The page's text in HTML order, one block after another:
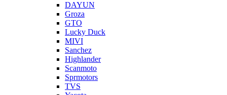
DAYUN
Groza
GTO
Lucky Duck
MIVI
Sanchez
Highlander
Scanmoto
Sprmotors
TVS